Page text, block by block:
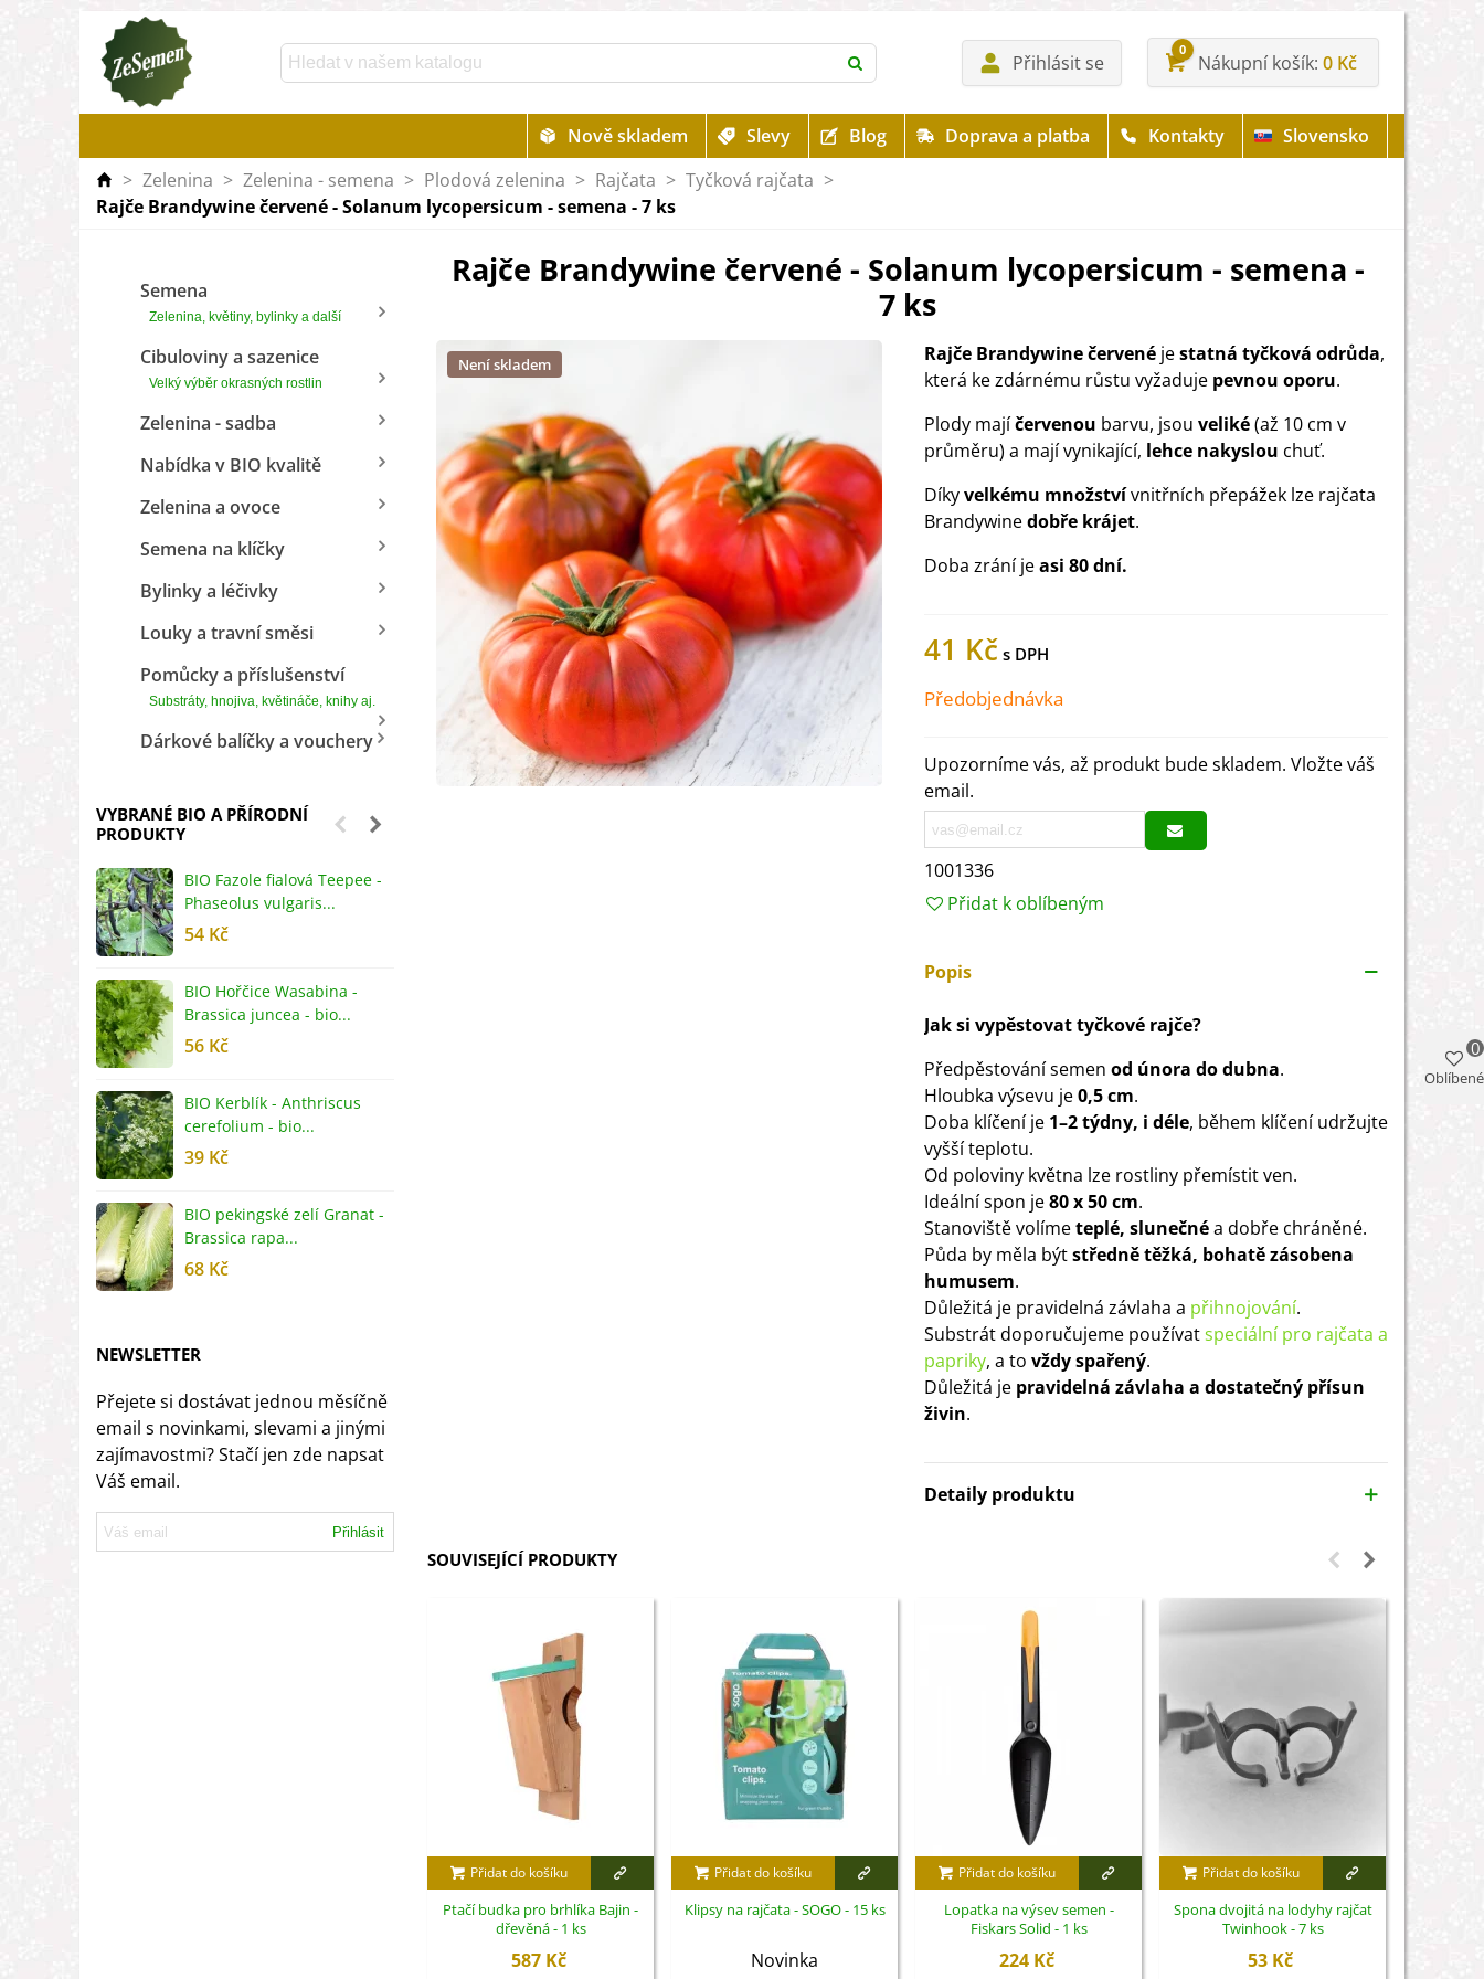
Přihlásit se
0
Nákupní košík 0 Kč
Nově skladem Slevy Blog Doprava a platba Kontakty
Slovensko
> Zelenina > Zelenina - semena > Plodová zelenina > Rajčata > Tyčková rajčata >
Rajče Brandywine červené - Solanum lycopersicum - semena - 7 ks
Semena
Zelenina, květiny, bylinky a další
Cibuloviny a sazenice
Velký výběr okrasných rostlin
Zelenina - sadba
Nabídka v BIO kvalitě
Zelenina a ovoce
Semena na klíčky
Bylinky a léčivky
Louky a travní směsi
Pomůcky a příslušenství
Substráty, hnojiva, květináče, knihy aj.
Dárkové balíčky a vouchery
VYBRANÉ BIO A PŘÍRODNÍ
PRODUKTY
BIO Fazole fialová Teepee -
Phaseolus vulgaris...
54 Kč
BIO Hořčice Wasabina -
Brassica juncea - bio...
56 Kč
BIO Kerblík - Anthriscus
cerefolium - bio...
39 Kč
BIO pekingské zelí Granat -
Brassica rapa...
68 Kč
NEWSLETTER
Přejete si dostávat jednou měsíčně
email s novinkami, slevami a jinými
zajímavostmi? Stačí jen zde napsat
Váš email.
Přihlásit
Rajče Brandywine červené - Solanum lycopersicum - semena -
7 ks
Není skladem Rajče Brandywine červené jestatná tyčková odrůda,
která ke zdárnému růstu vyžaduje pevnou oporu.
Plody majíčervenou barvu, jsou veliké(až 10 cm v
průměru) a mají vynikající, lehce nakyslou chuť.
Díkyvelkému množstvívnitřních přepážek lze rajčata
Brandywinedobře krájet.
Doba zrání jeasi 80 dní.
41 Kč
Předobjednávka
Upozorníme vás, až produkt bude skladem. Vložte váš
email.
1001336
Přidat k oblíbeným
Popis
Jak si vypěstovat tyčkové rajče?
Předpěstování semen od února do dubna.
Hloubka výsevu je0,5 cm.
Doba klíčení je 1–2 týdny, i déle, během klíčení udržujte
vyšší teplotu.
Od poloviny května lze rostliny přemístit ven.
Ideální spon je80 x 50 cm.
Stanoviště volímeteplé, slunečnéa dobře chráněné.
Půda by měla býtstředně těžká, bohatě zásobena
humusem.
Důležitá je pravidelná závlaha a přihnojování.
Substrát doporučujeme používatspeciální pro rajčata a
papriky, a to vždy spařený.
Důležitá je pravidelná závlaha a dostatečný přísun
živin.
Detaily produktu
SOUVISEJÍCÍ PRODUKTY
Přidat do košíku
Ptačí budka pro brhlíka Bajin -
dřevěná - 1 ks
587 Kč
Přidat do košíku
Klipsy na rajčata - SOGO - 15 ks
Novinka
Přidat do košíku
Lopatka na výsev semen -
Fiskars Solid - 1 ks
224 Kč
Přidat do košíku
Spona dvojitá na lodyhy rajčat
Twinhook - 7 ks
53 Kč
Oblíbené
0